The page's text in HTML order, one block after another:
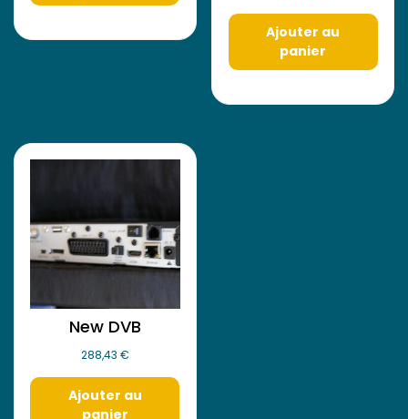
Ajouter au
panier
New DVB
288,43 €
Ajouter au
panier